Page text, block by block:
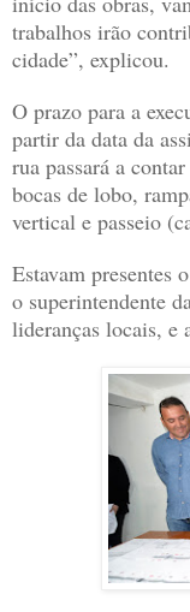
trabalhos irão
cidade”, explicou.
O prazo para a
partir da data da
rua passará a
bocas de lobo,
vertical e passeio
Estavam presentes
o superintendente
lideranças locais, e